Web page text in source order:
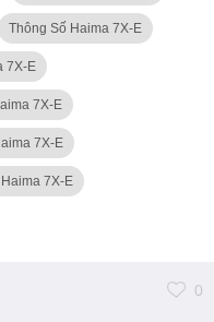
Thông Số Haima 7X-E
7X-E
7X-E
7X-E
7X-E
0